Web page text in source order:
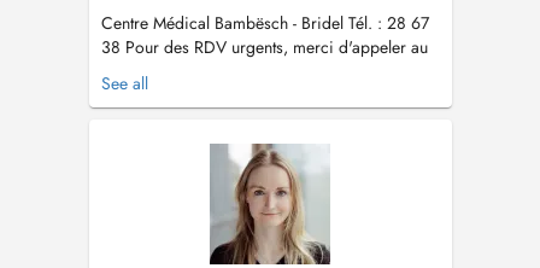
Centre Médical Bambësch - Bridel Tél. : 28 67
38 Pour des RDV urgents, merci d'appeler au
secrétariat Pour la vaccination Covid-19, merci
de prendre rdv par téléphone au secrétariat
secretariato. Para vacinação Covid-19, pode
telefonar ao secretari...
See all